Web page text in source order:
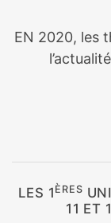
EN 2020, les
LES 1 ÈRES
11 ET